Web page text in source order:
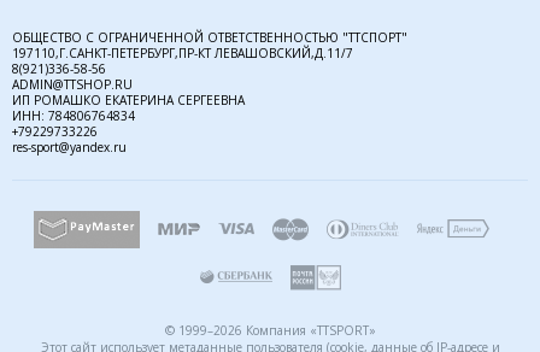
ОБЩЕСТВО С ОГРАНИЧЕННОЙ ОТВЕТСТВЕННОСТЬЮ "ТТСПОРТ"
197110,Г.САНКТ-ПЕТЕРБУРГ,ПР-КТ ЛЕВАШОВСКИЙ,Д.11/7
8(921)336-58-56
ADMIN@TTSHOP.RU
ИП РОМАШКО ЕКАТЕРИНА СЕРГЕЕВНА
ИНН: 784806764834
+79229733226
res-sport@yandex.ru
© 1999–2026 Компания «TTSPORT»
Этот сайт использует метаданные пользователя (cookie, данные об IP-адресе и